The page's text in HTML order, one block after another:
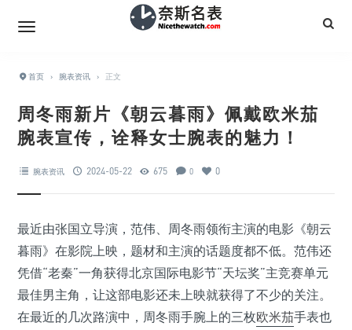
首页 › 腕表资讯 › 正文
周冬雨新片《朝云暮雨》佩戴欧米茄
腕表宣传，诠释女士腕表的魅力！
腕表资讯 2024-05-22 675 0 0
最近由张国立导演，范伟、周冬雨领衔主演的电影《朝云
暮雨》在影院上映，题材和主演的话题度都不低。范伟还
凭借“老秦”一角获得北京国际电影节“天坛奖”主竞赛单元
最佳男主角，让这部电影还未上映就获得了不少的关注。
在最近的几次路演中，周冬雨手腕上的三枚欧米茄手表也